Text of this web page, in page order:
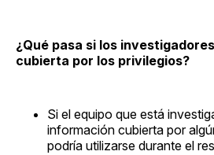
¿Qué pasa si los
cubierta por los privilegios?
Si el equipo que está
información cubierta por
podría utilizarse durante el